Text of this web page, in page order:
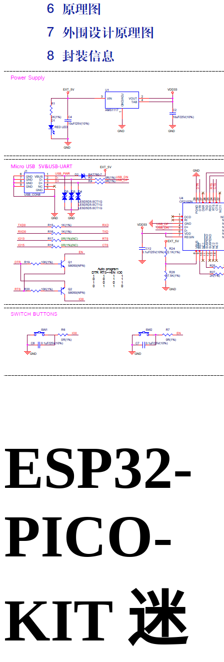
ESP32-
PICO-
KIT 迷